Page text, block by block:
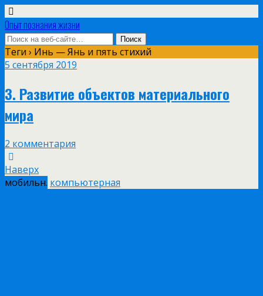
Опыт познания жизни
Теги › Инь — Янь и пять стихий
5 сентября 2019
3. Развитие объектов материального
мира
2 комментария
Наверх
мобильн. компьютерная